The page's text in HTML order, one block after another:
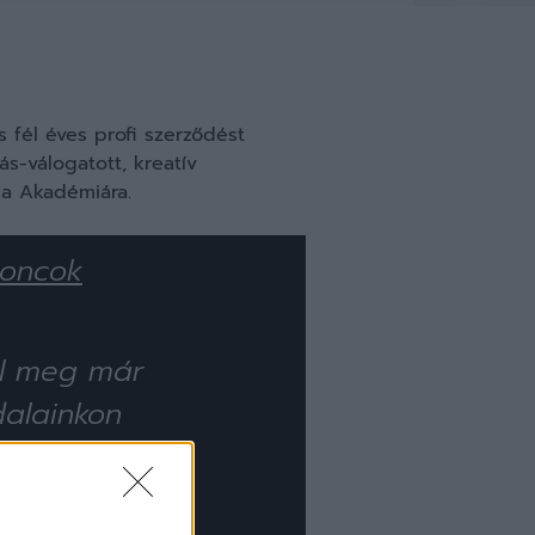
fél éves profi szerződést
válogatott, kreatív
Akadémiára.
meg már
NB II-